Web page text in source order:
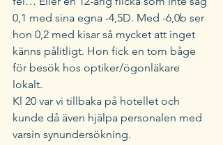
0,1 med sina egna -4,5D. Med -6,0b ser
hon 0,2 med kisar så mycket att inget
känns pålitligt. Hon fick en tom båge
för besök hos optiker/ögonläkare
lokalt.
Kl 20 var vi tillbaka på hotellet och
kunde då även hjälpa personalen med
varsin synundersökning.